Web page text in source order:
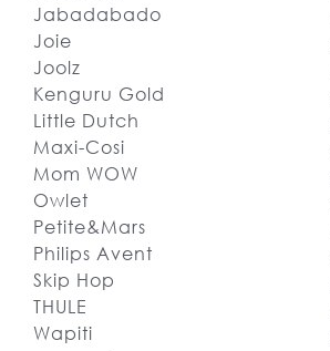
Jabadabado
Joie
Joolz
Kenguru Gold
Little Dutch
Maxi-Cosi
Mom WOW
Owlet
Petite&Mars
Philips Avent
Skip Hop
THULE
Wapiti